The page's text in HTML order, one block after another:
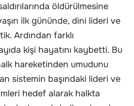
öldürülmesine
ilk gününde, dini lideri ve
Ardından farklı
kişi hayatını kaybetti. Bu
hareketinden umudunu
sistemin başındaki lideri ve
hedef alarak halkta